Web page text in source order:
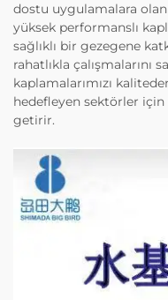
dostu uygulamalara olan
yüksek performanslı
sağlıklı bir gezegene
rahatlıkla çalışmalarını
kaplamalarımızı
hedefleyen sektörler
getirir.